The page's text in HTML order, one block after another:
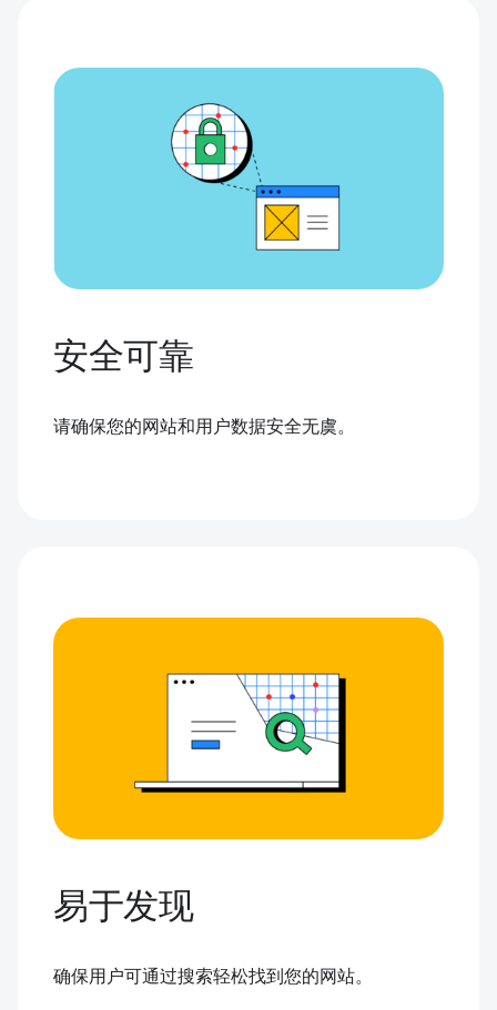
安全可靠
请确保您的网站和用户数据安全无虞。
易于发现
确保用户可通过搜索轻松找到您的网站。